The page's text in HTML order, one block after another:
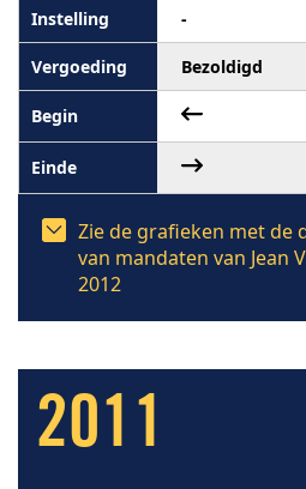
-
Bezoldigd
Zie de grafieken met de
van mandaten van Jean
2012
2011